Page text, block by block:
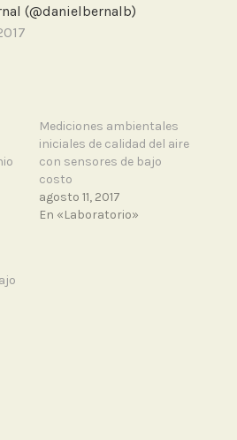
(@danielbernalb)
Mediciones ambientales
iniciales de calidad del aire
con sensores de bajo
costo
agosto 11, 2017
En «Laboratorio»